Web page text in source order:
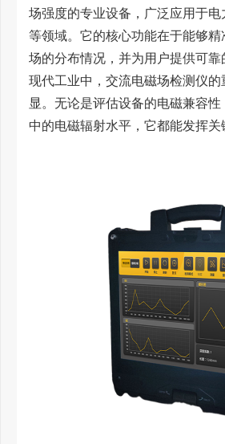
场强度的专业设备，广泛应用于电
等领域。它的核心功能在于能够
场的分布情况，并为用户提供可靠
现代工业中，交流电磁场检测仪的
显。无论是评估设备的电磁兼容
中的电磁辐射水平，它都能发挥关